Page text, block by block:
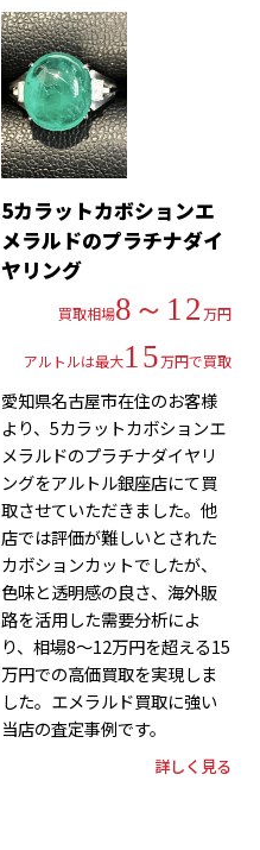
5カラットカボションエ
メラルドのプラチナダイ
ヤリング
買取相場8～12万円
アルトルは最大15万円で買取
愛知県名古屋市在住のお客様
より、5カラットカボションエ
メラルドのプラチナダイヤリ
ングをアルトル銀座店にて買
取させていただきました。他
店では評価が難しいとされた
カボションカットでしたが、
色味と透明感の良さ、海外販
路を活用した需要分析によ
り、相場8～12万円を超える15
万円での高価買取を実現しま
した。エメラルド買取に強い
当店の査定事例です。
詳しく見る